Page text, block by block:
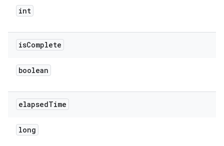
int
isComplete
boolean
elapsedTime
long